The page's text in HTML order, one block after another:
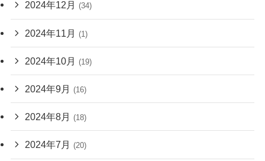
2024年12月 (34)
2024年11月 (1)
2024年10月 (19)
2024年9月 (16)
2024年8月 (18)
2024年7月 (20)